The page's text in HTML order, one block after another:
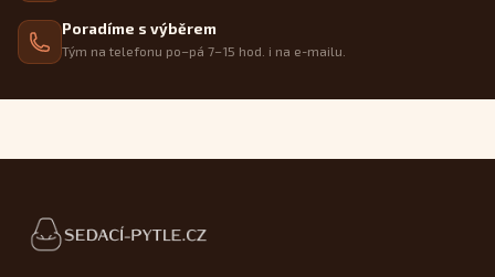
Poradíme s výběrem
Tým na telefonu po–pá 7–15 hod. i na e-mailu.
Patička webu